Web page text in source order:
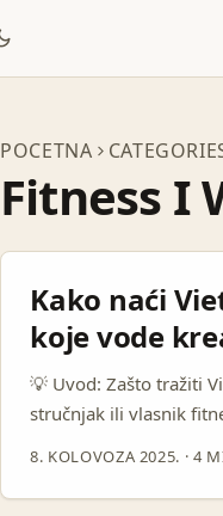
POCETNA
Fitness I
Kako naći
koje vode
💡 Uvod: Zašto tražiti
stručnjak ili vlasnik
publikom i
8. KOLOVOZA 2025. ·4